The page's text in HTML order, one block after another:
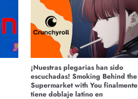
¡Nuestras plegarias han sido
escuchadas! Smoking Behind the
Supermarket with You finalmente
tiene doblaje latino en